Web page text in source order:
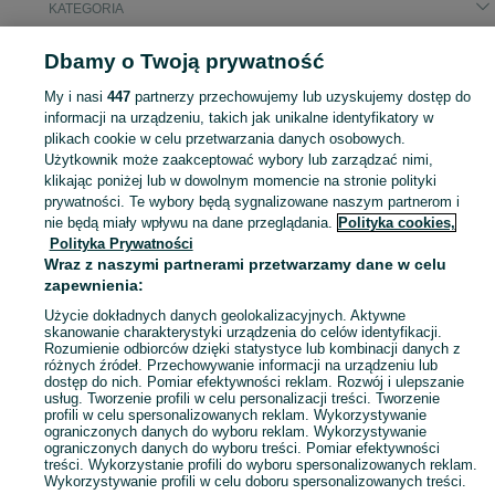
KATEGORIA
Popularne wyszukiwania
wałek przekaźnika mocy
Znajdź części do maszyn rolniczych na OLX.pl. Szeroka oferta komponentów dla traktorów, kombajnów i innych urządzeń w miejscowości Łódź! Zobacz
Mapa kategorii
Mapa miejscowości
Mapa ministron
Popularne wyszukiwania
Dbamy o Twoją prywatność
My i nasi 447partnerzy przechowujemy lub uzyskujemy dostęp do
informacji na urządzeniu, takich jak unikalne identyfikatory w
plikach cookie w celu przetwarzania danych osobowych.
Użytkownik może zaakceptować wybory lub zarządzać nimi,
klikając poniżej lub w dowolnym momencie na stronie polityki
prywatności. Te wybory będą sygnalizowane naszym partnerom i
nie będą miały wpływu na dane przeglądania. Polityka cookies,
Polityka Prywatności
Wraz z naszymi partnerami przetwarzamy dane w celu
zapewnienia:
Użycie dokładnych danych geolokalizacyjnych. Aktywne
skanowanie charakterystyki urządzenia do celów identyfikacji.
Rozumienie odbiorców dzięki statystyce lub kombinacji danych z
różnych źródeł. Przechowywanie informacji na urządzeniu lub
dostęp do nich. Pomiar efektywności reklam. Rozwój i ulepszanie
usług. Tworzenie profili w celu personalizacji treści. Tworzenie
profili w celu spersonalizowanych reklam. Wykorzystywanie
ograniczonych danych do wyboru reklam. Wykorzystywanie
ograniczonych danych do wyboru treści. Pomiar efektywności
treści. Wykorzystanie profili do wyboru spersonalizowanych reklam.
Wykorzystywanie profili w celu doboru spersonalizowanych treści.